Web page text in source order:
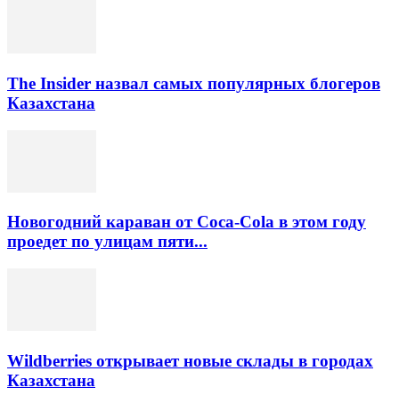
The Insider назвал самых популярных блогеров
Казахстана
Новогодний караван от Coca-Cola в этом году
проедет по улицам пяти...
Wildberries открывает новые склады в городах
Казахстана